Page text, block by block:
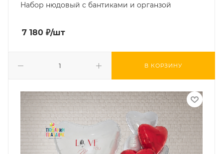
Набор нюдовый с бантиками и органзой
7 180 ₽/шт
В КОРЗИНУ